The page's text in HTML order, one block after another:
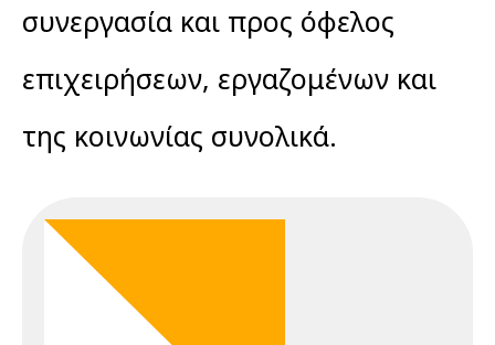
συνεργασία και προς όφελος
επιχειρήσεων, εργαζομένων και
της κοινωνίας συνολικά.